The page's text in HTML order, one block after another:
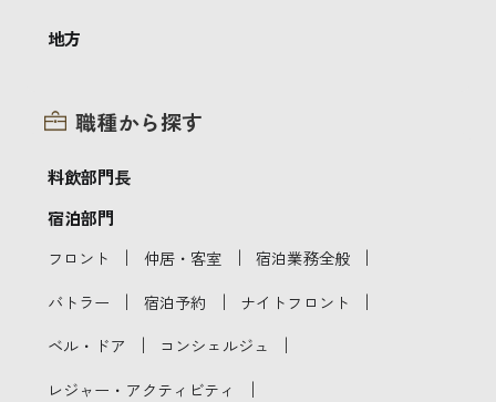
地方
職種から探す
料飲部門長
宿泊部門
フロント ｜ 仲居・客室 ｜ 宿泊業務全般 ｜
バトラー ｜ 宿泊予約 ｜ ナイトフロント ｜
ベル・ドア ｜ コンシェルジュ ｜
レジャー・アクティビティ ｜